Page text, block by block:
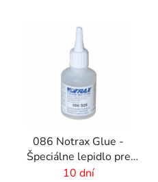
086 Notrax Glue -
Špeciálne lepidlo pre
rohožové systémy
10 dní